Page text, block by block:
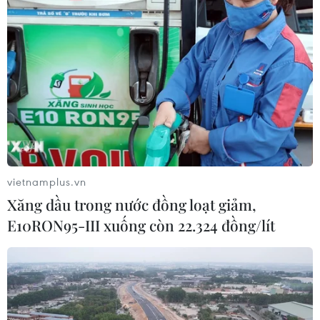
(TTXVN/Vietnam+)
#Chỉ số hài lòng của người dân
#nông thôn mới
#Bộ tiêu chí Quốc gia
Trà Vinh Vĩnh Long
vietnamplus.vn
Xăng dầu trong nước đồng loạt giảm,
E10RON95-III xuống còn 22.324 đồng/lít